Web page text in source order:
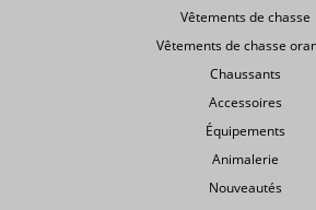
Vêtements de chasse
Vêtements de chasse
Chaussants
Accessoires
Équipements
Animalerie
Nouveautés